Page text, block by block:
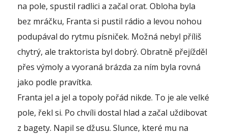
na pole, spustil radlici a začal orat. Obloha byla
bez mráčku, Franta si pustil rádio a levou nohou
podupával do rytmu písniček. Možná nebyl příliš
chytrý, ale traktorista byl dobrý. Obratně přejížděl
přes výmoly a vyoraná brázda za ním byla rovná
jako podle pravítka.
Franta jel a jel a topoly pořád nikde. To je ale velké
pole, řekl si. Po chvíli dostal hlad a začal uždibovat
z bagety. Napil se džusu. Slunce, které mu na